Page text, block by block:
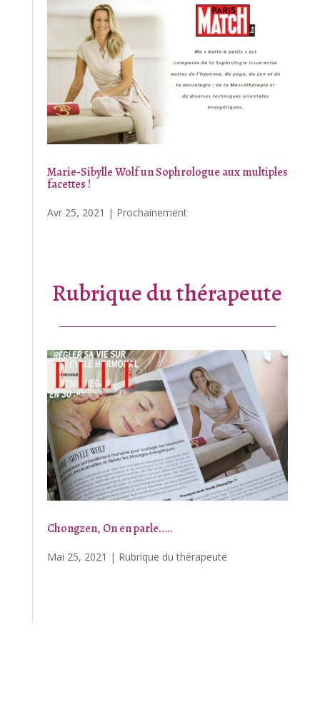
Marie-Sibylle Wolf un Sophrologue aux multiples
facettes !
Avr 25, 2021 | Prochainement
Rubrique du thérapeute
Chongzen, On en parle…..
Mai 25, 2021 | Rubrique du thérapeute